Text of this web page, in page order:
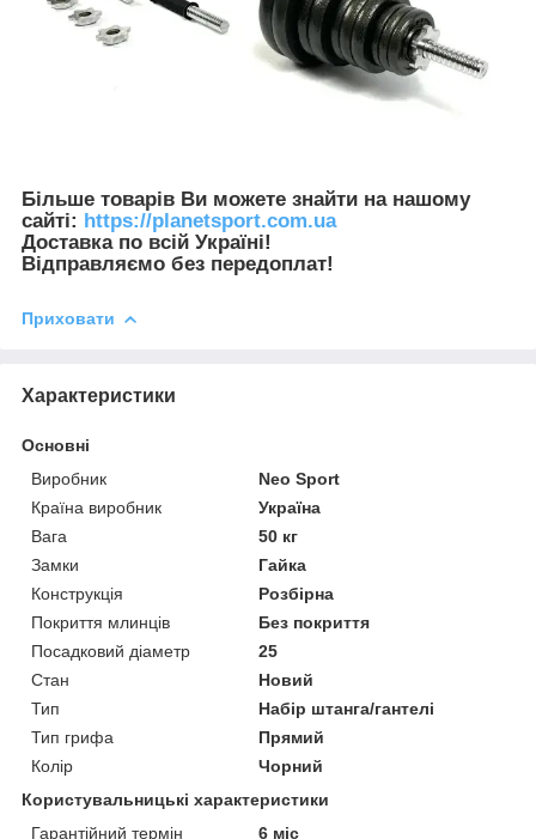
Більше товарів Ви можете знайти на нашому
сайті: https://planetsport.com.ua
Доставка по всій Україні!
Відправляємо без передоплат!
Приховати
Характеристики
Основні
Виробник
Neo Sport
Країна виробник
Україна
Вага
50 кг
Замки
Гайка
Конструкція
Розбірна
Покриття млинців
Без покриття
Посадковий діаметр
25
Стан
Новий
Тип
Набір штанга/гантелі
Тип грифа
Прямий
Колір
Чорний
Користувальницькі характеристики
Гарантійний термін
6 міс